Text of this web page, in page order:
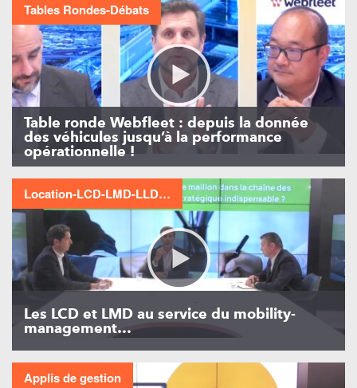
Tables Rondes-Débats
Table ronde Webfleet : depuis la donnée
des véhicules jusqu’à la performance
opérationnelle !
Location-LCD-LMD-LLD…
Les LCD et LMD au service du mobility-
management…
Applis de gestion